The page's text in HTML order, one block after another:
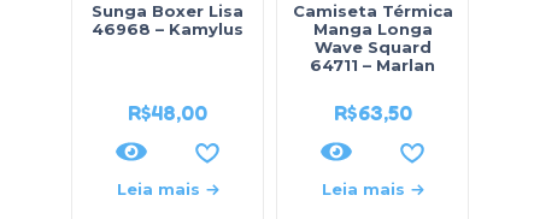
Sunga Boxer Lisa
46968 – Kamylus
R$48,00
Leia mais
Camiseta Térmica
Manga Longa
Wave Squard
64711 – Marlan
R$63,50
Leia mais